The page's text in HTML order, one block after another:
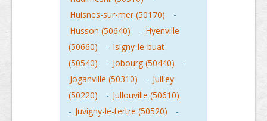
Huisnes-sur-mer (50170)
-
Husson (50640)
- Hyenville
(50660)
- Isigny-le-buat
(50540)
- Jobourg (50440)
-
Joganville (50310)
- Juilley
(50220)
- Jullouville (50610)
- Juvigny-le-tertre (50520)
-